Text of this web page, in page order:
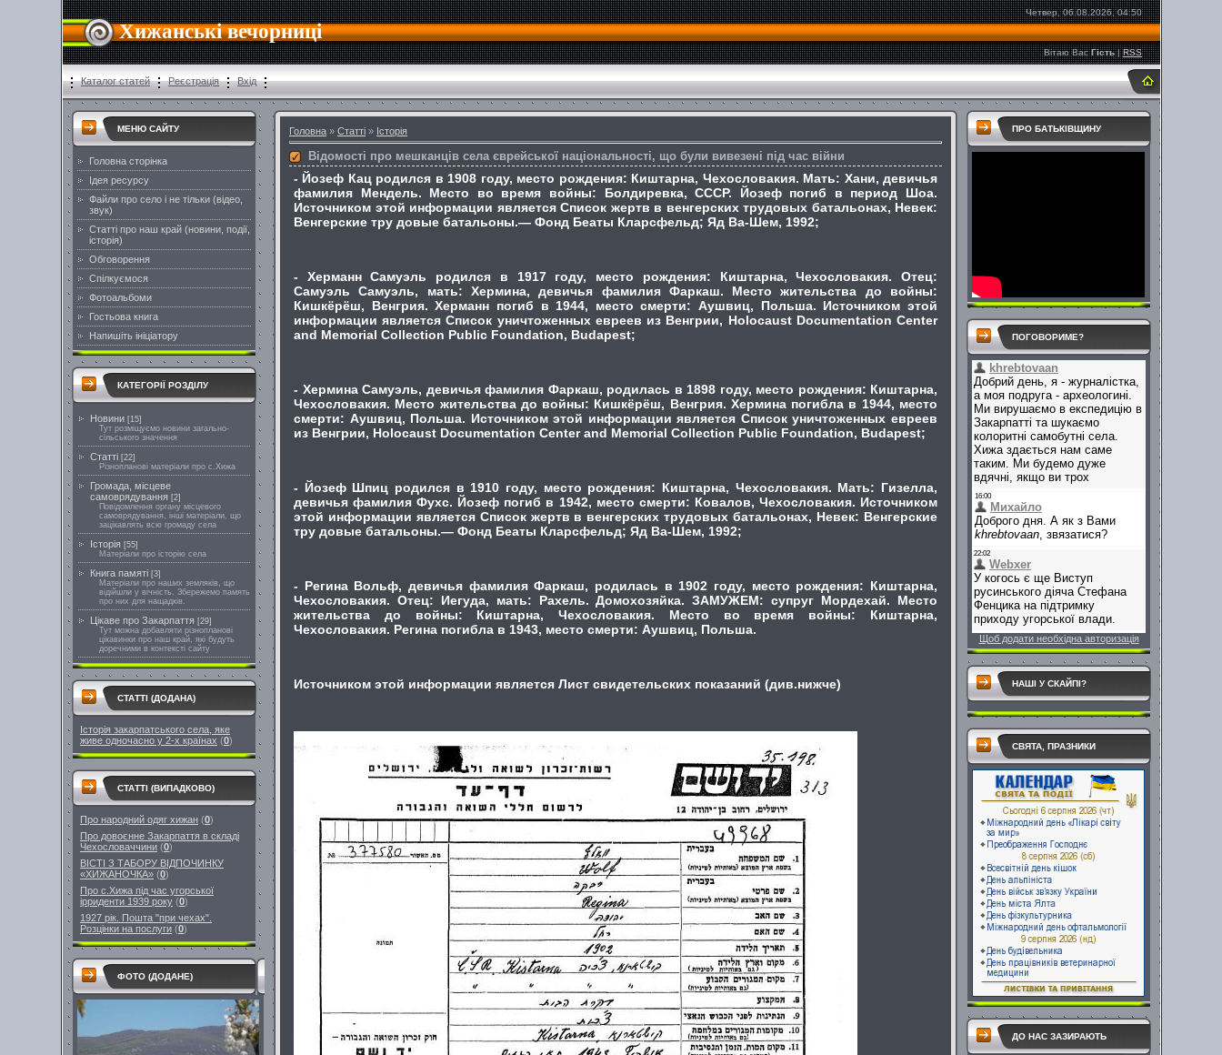
Хижанські вечорниці
Четвер, 06.08.2026, 04:50
Вітаю Вас Гість|RSS
Каталог статей Реєстрація Вхід
МЕНЮ САЙТУ
Головна сторінка
Ідея ресурсу
Файли про село і не тільки (відео,
звук)
Статті про наш край (новини, події,
історія)
Обговорення
Спілкуємося
Фотоальбоми
Гостьова книга
Напишіть ініціатору
КАТЕГОРІЇ РОЗДІЛУ
Новини [15]
Тут розміщуємо новини загально-
сільського значення
Cтатті [22]
Різнопланові матеріали про с.Хижа
Громада, місцеве
самоврядування [2]
Повідомлення органу місцевого
самоврядування, інші матеріали, що
зацікавлять всю громаду села
Історія [55]
Матеріали про історію села
Книга памяті [3]
Матеріали про наших земляків, що
відійшли у вічність. Збережемо память
про них для нащадків.
Цікаве про Закарпаття [29]
Тут можна добавляти різнопланові
цікавинки про наш край, які будуть
доречними в контексті сайту
СТАТТІ (ДОДАНА)
Історія закарпатського села, яке
живе одночасно у 2-х країнах (0)
СТАТТІ (ВИПАДКОВО)
Про народний одяг хижан (0)
Про довоєнне Закарпаття в складі
Чехословаччини (0)
ВІСТІ З ТАБОРУ ВІДПОЧИНКУ
«ХИЖАНОЧКА» (0)
Про с.Хижа під час угорської
ірриденти 1939 року (0)
1927 рік. Пошта "при чехах".
Розцінки на послуги (0)
ФОТО (ДОДАНЕ)
Головна » Статті » Історія
Відомості про мешканців села єврейської національності, що були вивезені під час війни
- Йозеф Кац родился в 1908 году, место рождения: Киштарна, Чехословакия. Мать: Хани, девичья
фамилия Мендель. Место во время войны: Болдиревка, СССР. Йозеф погиб в период Шоа.
Источником этой информации является Список жертв в венгерских трудовых батальонах, Невек:
Венгерские тру довые батальоны.— Фонд Беаты Кларсфельд; Яд Ва-Шем, 1992;
- Херманн Самуэль родился в 1917 году, место рождения: Киштарна, Чехословакия. Отец:
Самуэль Самуэль, мать: Хермина, девичья фамилия Фаркаш. Место жительства до войны:
Кишкёрёш, Венгрия. Херманн погиб в 1944, место смерти: Аушвиц, Польша. Источником этой
информации является Список уничтоженных евреев из Венгрии, Holocaust Documentation Center
and Memorial Collection Public Foundation, Budapest;
- Хермина Самуэль, девичья фамилия Фаркаш, родилась в 1898 году, место рождения: Киштарна,
Чехословакия. Место жительства до войны: Кишкёрёш, Венгрия. Хермина погибла в 1944, место
смерти: Аушвиц, Польша. Источником этой информации является Список уничтоженных евреев
из Венгрии, Holocaust Documentation Center and Memorial Collection Public Foundation, Budapest;
- Йозеф Шпиц родился в 1910 году, место рождения: Киштарна, Чехословакия. Мать: Гизелла,
девичья фамилия Фухс. Йозеф погиб в 1942, место смерти: Ковалов, Чехословакия. Источником
этой информации является Список жертв в венгерских трудовых батальонах, Невек: Венгерские
тру довые батальоны.— Фонд Беаты Кларсфельд; Яд Ва-Шем, 1992;
- Регина Вольф, девичья фамилия Фаркаш, родилась в 1902 году, место рождения: Киштарна,
Чехословакия. Отец: Иегуда, мать: Рахель. Домохозяйка. ЗАМУЖЕМ: супруг Мордехай. Место
жительства до войны: Киштарна, Чехословакия. Место во время войны: Киштарна,
Чехословакия. Регина погибла в 1943, место смерти: Аушвиц, Польша.
Источником этой информации является Лист свидетельских показаний (див.нижче)
ПРО БАТЬКІВЩИНУ
ПОГОВОРИМЕ?
Щоб додати необхідна авторизація
НАШІ У СКАЙПІ?
СВЯТА, ПРАЗНИКИ
ДО НАС ЗАЗИРАЮТЬ